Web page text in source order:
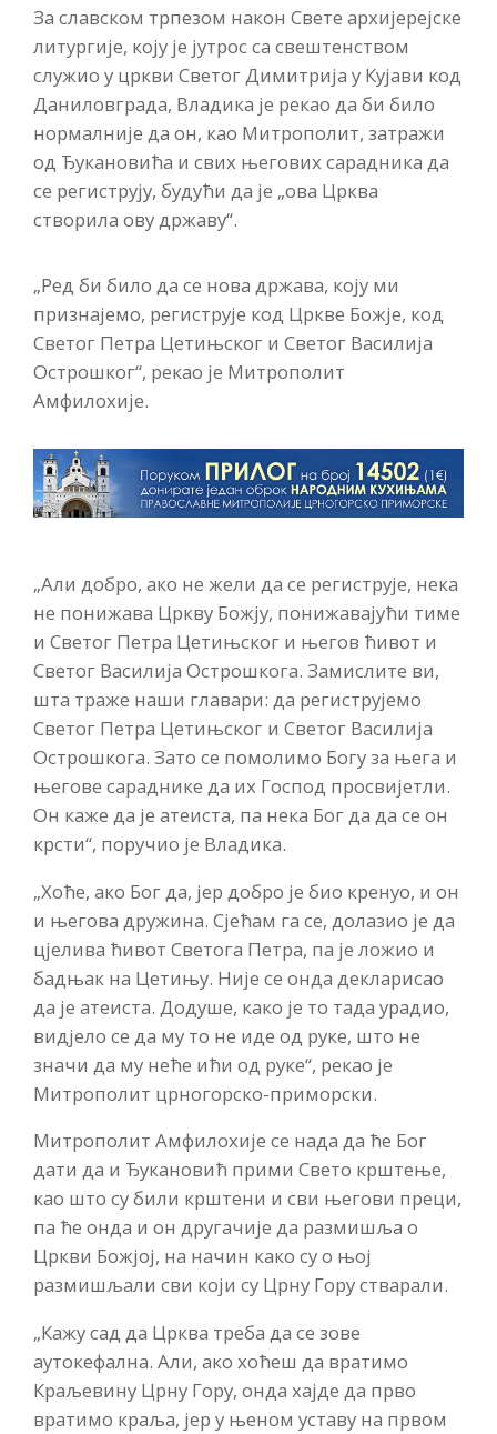
За славском трпезом након Свете архијерејске
литургије, коју је јутрос са свештенством
служио у цркви Светог Димитрија у Кујави код
Даниловграда, Владика је рекао да би било
нормалније да он, као Митрополит, затражи
од Ђукановића и свих његових сарадника да
се региструју, будући да је „ова Црква
створила ову државу“.
„Ред би било да се нова држава, коју ми
признајемо, региструје код Цркве Божје, код
Светог Петра Цетињског и Светог Василија
Острошког“, рекао је Митрополит
Амфилохије.
„Али добро, ако не жели да се региструје, нека
не понижава Цркву Божју, понижавајући тиме
и Светог Петра Цетињског и његов ћивот и
Светог Василија Острошкога. Замислите ви,
шта траже наши главари: да региструјемо
Светог Петра Цетињског и Светог Василија
Острошкога. Зато се помолимо Богу за њега и
његове сараднике да их Господ просвијетли.
Он каже да је атеиста, па нека Бог да да се он
крсти“, поручио је Владика.
„Хоће, ако Бог да, јер добро је био кренуо, и он
и његова дружина. Сјећам га се, долазио је да
цјелива ћивот Светога Петра, па је ложио и
бадњак на Цетињу. Није се онда декларисао
да је атеиста. Додуше, како је то тада урадио,
видјело се да му то не иде од руке, што не
значи да му неће ићи од руке“, рекао је
Митрополит црногорско-приморски.
Митрополит Амфилохије се нада да ће Бог
дати да и Ђукановић прими Свето крштење,
као што су били крштени и сви његови преци,
па ће онда и он другачије да размишља о
Цркви Божјој, на начин како су о њој
размишљали сви који су Црну Гору стварали.
„Кажу сад да Црква треба да се зове
аутокефална. Али, ако хоћеш да вратимо
Краљевину Црну Гору, онда хајде да прво
вратимо краља, јер у њеном уставу на првом